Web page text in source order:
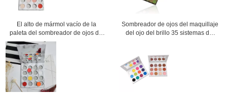
El alto de mármol vacío de la
paleta del sombreador de ojos del
maquillaje pigmentado crea su
propia placa
Sombreador de ojos del maquillaje
del ojo del brillo 35 sistemas del
colores